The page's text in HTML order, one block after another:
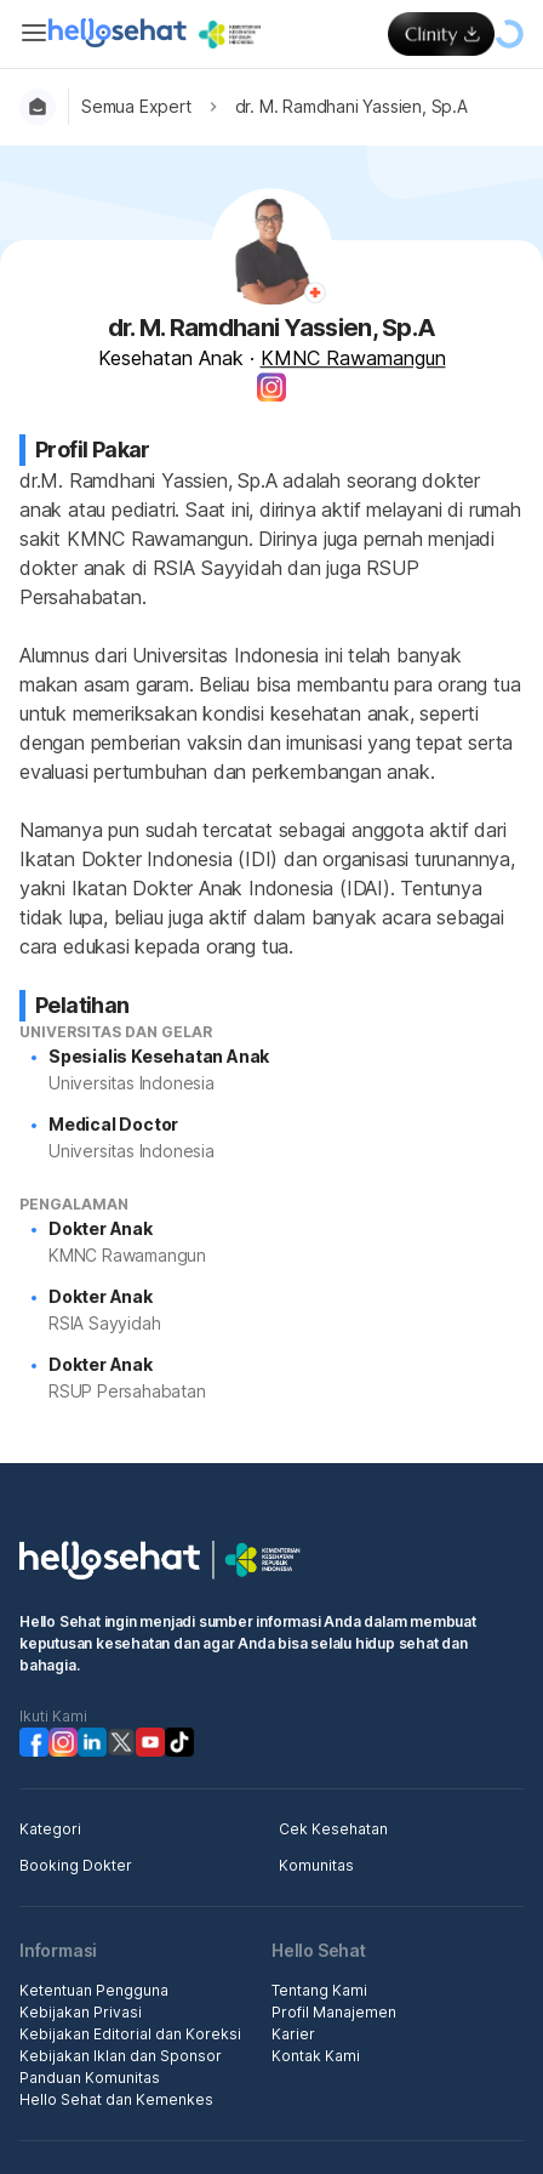
Semua Expert dr. M. Ramdhani Yassien, Sp.A
dr. M. Ramdhani Yassien, Sp.A
Kesehatan Anak · KMNC Rawamangun
Profil Pakar
dr.M. Ramdhani Yassien, Sp.A adalah seorang dokter
anak atau pediatri. Saat ini, dirinya aktif melayani di rumah
sakit KMNC Rawamangun. Dirinya juga pernah menjadi
dokter anak di RSIA Sayyidah dan juga RSUP
Persahabatan.
Alumnus dari Universitas Indonesia ini telah banyak
makan asam garam. Beliau bisa membantu para orang tua
untuk memeriksakan kondisi kesehatan anak, seperti
dengan pemberian vaksin dan imunisasi yang tepat serta
evaluasi pertumbuhan dan perkembangan anak.
Namanya pun sudah tercatat sebagai anggota aktif dari
Ikatan Dokter Indonesia (IDI) dan organisasi turunannya,
yakni Ikatan Dokter Anak Indonesia (IDAI). Tentunya
tidak lupa, beliau juga aktif dalam banyak acara sebagai
cara edukasi kepada orang tua.
Pelatihan
UNIVERSITAS DAN GELAR
Spesialis Kesehatan Anak
Universitas Indonesia
Medical Doctor
Universitas Indonesia
PENGALAMAN
Dokter Anak
KMNC Rawamangun
Dokter Anak
RSIA Sayyidah
Dokter Anak
RSUP Persahabatan
Hello Sehat ingin menjadi sumber informasi Anda dalam membuat
keputusan kesehatan dan agar Anda bisa selalu hidup sehat dan
bahagia.
Ikuti Kami
Kategori
Cek Kesehatan
Booking Dokter
Komunitas
Informasi
Ketentuan Pengguna
Kebijakan Privasi
Kebijakan Editorial dan Koreksi
Kebijakan Iklan dan Sponsor
Panduan Komunitas
Hello Sehat dan Kemenkes
Hello Sehat
Tentang Kami
Profil Manajemen
Karier
Kontak Kami